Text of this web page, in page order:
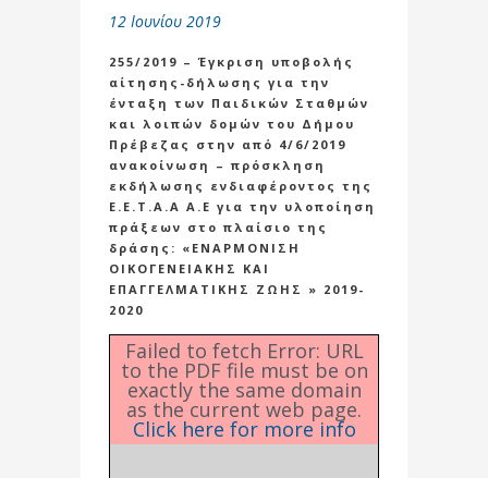
12 Ιουνίου 2019
255/2019 – Έγκριση υποβολής
αίτησης-δήλωσης για την
ένταξη των Παιδικών Σταθμών
και λοιπών δομών του Δήμου
Πρέβεζας στην από 4/6/2019
ανακοίνωση – πρόσκληση
εκδήλωσης ενδιαφέροντος της
Ε.Ε.Τ.Α.Α Α.Ε για την υλοποίηση
πράξεων στο πλαίσιο της
δράσης: «ΕΝΑΡΜΟΝΙΣΗ
ΟΙΚΟΓΕΝΕΙΑΚΗΣ ΚΑΙ
ΕΠΑΓΓΕΛΜΑΤΙΚΗΣ ΖΩΗΣ » 2019-
2020
Failed to fetch Error: URL
to the PDF file must be on
exactly the same domain
as the current web page.
Click here for more info